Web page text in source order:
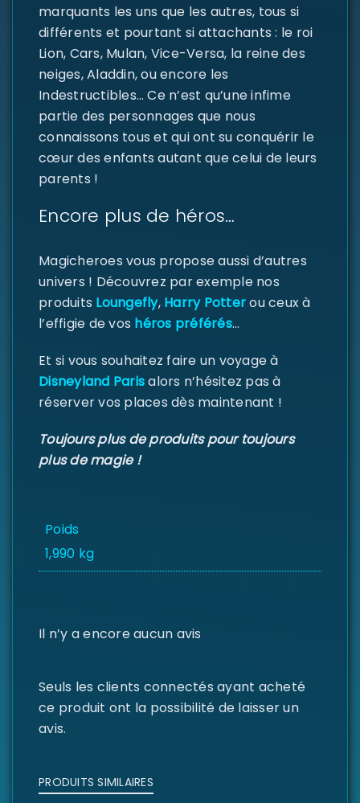
de passe*
Se souvenir de moi
SE CONNECTER
DE PASSE PERDU ?
marquants les uns que les autres, tous si
différents et pourtant si attachants : le roi
Lion, Cars, Mulan, Vice-Versa, la reine des
neiges, Aladdin, ou encore les
Indestructibles… Ce n’est qu’une infime
partie des personnages que nous
connaissons tous et qui ont su conquérir le
cœur des enfants autant que celui de leurs
parents !
Encore plus de héros…
Magicheroes vous propose aussi d’autres
univers ! Découvrez par exemple nos
produits Loungefly,Harry Potterou ceux à
l’effigie de vos héros préférés…
Et si vous souhaitez faire un voyage à
Disneyland Parisalors n’hésitez pas à
réserver vos places dès maintenant !
Toujours plus de produits pour toujours
plus de magie !
Poids
1,990 kg
Il n’y a encore aucun avis
Seuls les clients connectés ayant acheté
ce produit ont la possibilité de laisser un
avis.
PRODUITS SIMILAIRES